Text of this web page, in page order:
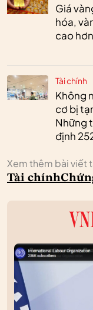
Giá
hóa,
cao
Tài chính
Không
cơ bị
Những
định
Xem thêm bài viết
Tài chính